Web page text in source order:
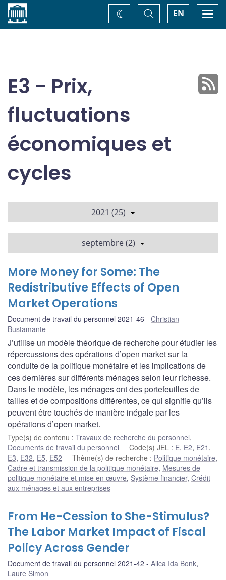
Accueil EN
Basculer
la
recherche
Changez
de
E3 - Prix,
fluctuations
économiques et
cycles
2021 (25)
septembre (2)
More Money for Some: The
Redistributive Effects of Open
Market Operations
Document de travail du personnel 2021-46
Christian
Bustamante
J’utilise un modèle théorique de recherche pour étudier les
répercussions des opérations d’open market sur la
conduite de la politique monétaire et les implications de
ces dernières sur différents ménages selon leur richesse.
Dans le modèle, les ménages ont des portefeuilles de
tailles et de compositions différentes, ce qui signifie qu’ils
peuvent être touchés de manière inégale par les
opérations d’open market.
Type(s) de contenu : Travaux de recherche du personnel,
Documents de travail du personnel
Code(s) JEL : E, E2, E21 ,
E3, E32, E5, E52 Thème(s) de recherche : Politique monétaire,
Cadre et transmission de la politique monétaire, Mesures de
politique monétaire et mise en œuvre, Système financier, Crédit
aux ménages et aux entreprises
From He-Cession to She-Stimulus?
The Labor Market Impact of Fiscal
Policy Across Gender
Document de travail du personnel 2021-42 Alica Ida Bonk,
Laure Simon